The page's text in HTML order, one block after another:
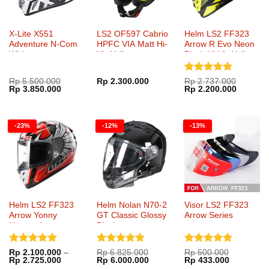
X-Lite X551
Adventure N-Com
White
Rp5.500.000
Harga
aslinya
Rp 3.850.000Harga
Rp 3.850.000.
LS2 OF597 Cabrio
HPFC VIA Matt Hi-
Vis Yellow
Rp 2.300.000
Helm LS2 FF323
Arrow R Evo Neon
Black Hi-Vis Yellow
Dinilai5
dari 5
Rp2.737.000
Harga
aslinya
Rp 2.200.000Harga
-23%
Helm LS2 FF323
Arrow Yonny
Hernandez
Dinilai5
dari 5
Rp 2.100.000 –
Rp 2.725.000Rentang
-12%
Helm Nolan N70-2
GT Classic Glossy
Black
Dinilai5
dari 5
Rp6.825.000
Harga
Rp 6.000.000Harga
-13%
Visor LS2 FF323
Arrow Series
Dinilai5
dari 5
Rp500.000
Harga
Rp 433.000Harga